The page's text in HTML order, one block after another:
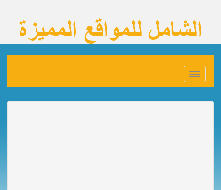
Toggle
navigation